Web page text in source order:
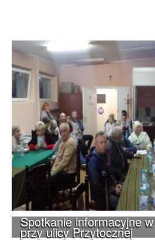
Spotkanie informacyjne
przy ulicy Przytocznej